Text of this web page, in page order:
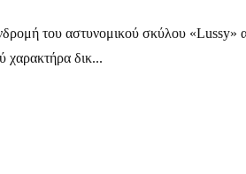
του αστυνομικού σκύλου
χαρακτήρα δικ...